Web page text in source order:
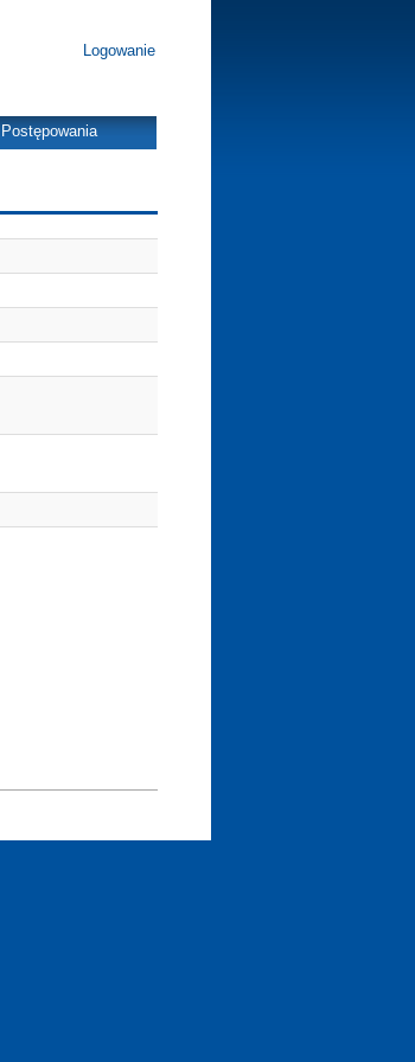
Logowanie
Postępowania